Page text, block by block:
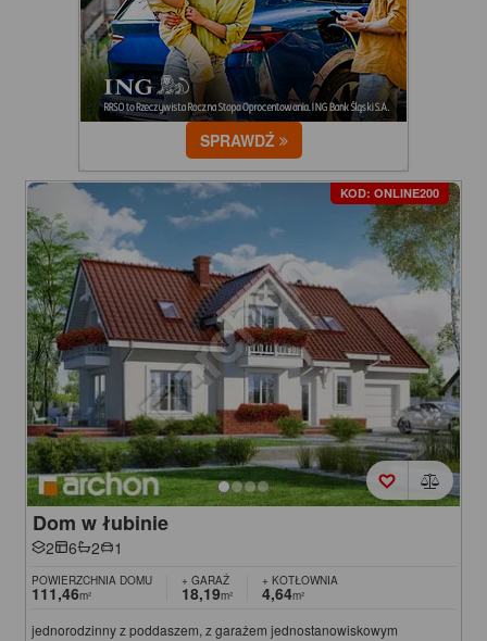
SPRAWDŹ
KOD: ONLINE200
Dom w łubinie
2 6 2 1
POWIERZCHNIA DOMU
111,46m²
+ GARAŻ
18,19m²
+ KOTŁOWNIA
4,64m²
jednorodzinny z poddaszem, z garażem jednostanowiskowym